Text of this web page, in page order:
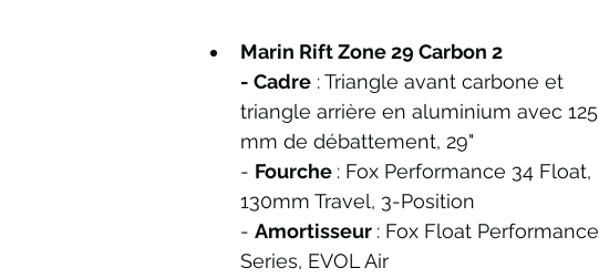
Marin Rift Zone 29 Carbon 2
- Cadre : Triangle avant carbone et
triangle arrière en aluminium avec 125
mm de débattement, 29"
- Fourche : Fox Performance 34 Float,
130mm Travel, 3-Position
- Amortisseur : Fox Float Performance
Series, EVOL Air